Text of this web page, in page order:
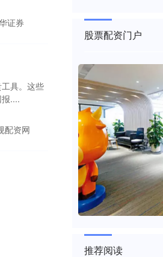
证券
具。这些
....
配资网
股票配资门户
推荐阅读